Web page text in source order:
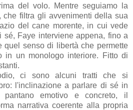
del volo. Mentre seguiamo la
che filtra gli avvenimenti della sua
del cane morente, in cui vede
sé, Faye interviene appena, fino a
quel senso di libertà che permette
in un monologo interiore. Fitto di
ci sono alcuni tratti che si
l'inclinazione a parlare di sé in
pantano emotivo e concreto, il
narrativa coerente alla propria